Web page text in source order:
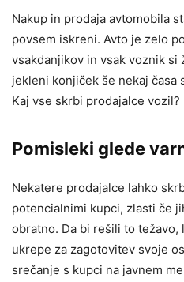
Nakup in prodaja avtomobila
povsem iskreni. Avto je zelo
vsakdanjikov in vsak voznik si
jekleni konjiček še nekaj časa
Kaj vse skrbi prodajalce vozil?
Pomisleki glede
Nekatere prodajalce lahko
potencialnimi kupci, zlasti če
obratno. Da bi rešili to
ukrepe za zagotovitev svoje
srečanje s kupci na javnem